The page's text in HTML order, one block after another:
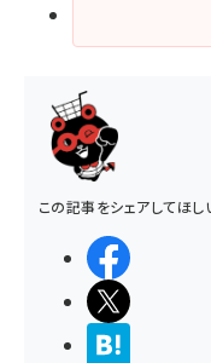
この記事をシェアしてほし